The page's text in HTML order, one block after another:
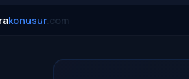
konusur.com